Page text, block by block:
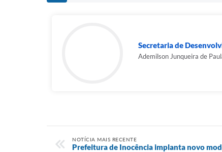
Secretaria de
Ademilson Junqueira de
NOTÍCIA MAIS RECENTE
Prefeitura de Inocência implanta novo